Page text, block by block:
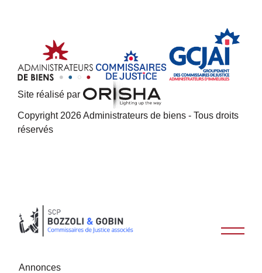
Site réalisé par
Copyright 2026 Administrateurs de biens - Tous droits
réservés
Annonces